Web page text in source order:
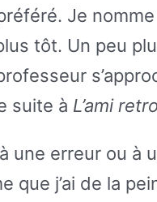
Je nomme
tôt. Un peu
suite à L’ami
une erreur ou à
j’ai de la